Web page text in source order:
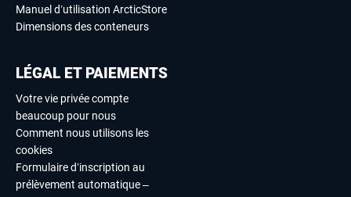
Manuel d’utilisation ArcticStore
Dimensions des conteneurs
LÉGAL ET PAIEMENTS
Votre vie privée compte
beaucoup pour nous
Comment nous utilisons les
cookies
Formulaire d’inscription au
prélèvement automatique –